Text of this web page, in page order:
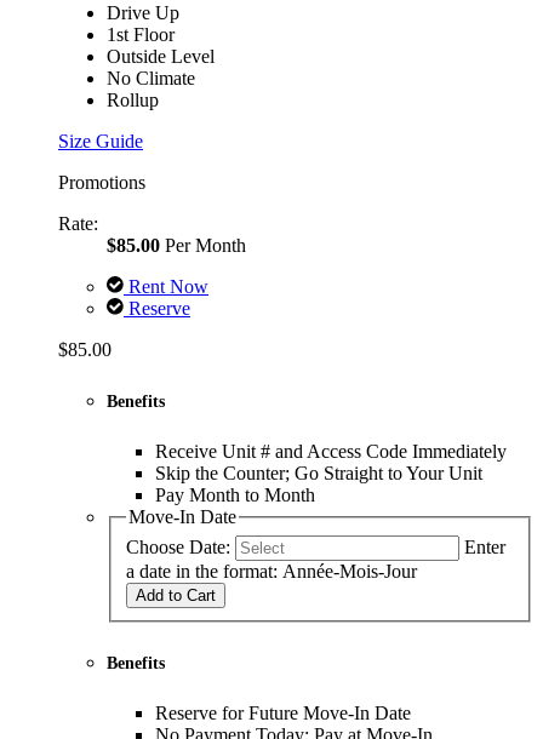
Drive Up
1st Floor
Outside Level
No Climate
Rollup
Size Guide
Promotions
Rate:
$85.00 Per Month
Rent Now
Reserve
$85.00
Benefits
Receive Unit # and Access Code Immediately
Skip the Counter; Go Straight to Your Unit
Pay Month to Month
Move-In Date
Choose Date:
Enter
a date in the format: Année-Mois-Jour
Add to Cart
Benefits
Reserve for Future Move-In Date
No Payment Today; Pay at Move-In